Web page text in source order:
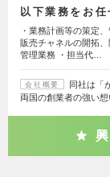
以下業務をお任
・業務計画等の策定
販売チャネルの開拓
管理業務 ・担当代…
会社概要
同社は「
両国の創業者の強い